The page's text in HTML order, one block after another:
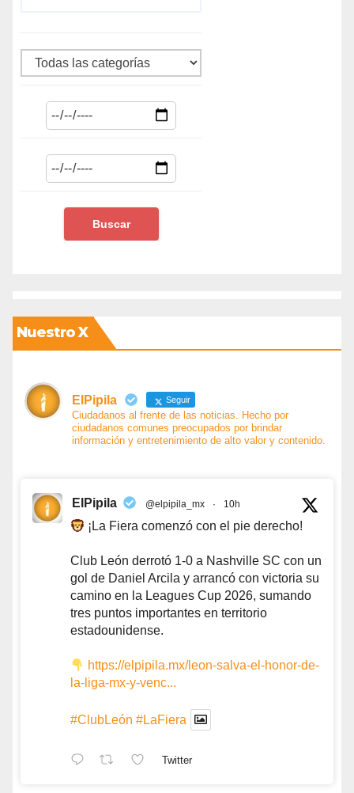
Nuestro X
ElPipila Seguir
Ciudadanos al frente de las noticias. Hecho por
ciudadanos comunes preocupados por brindar
información y entretenimiento de alto valor y contenido.
ElPipila @elpipila_mx · 10h
¡La Fiera comenzó con el pie derecho!
Club León derrotó 1-0 a Nashville SC con un
gol de Daniel Arcila y arrancó con victoria su
camino en la Leagues Cup 2026, sumando
tres puntos importantes en territorio
estadounidense.
https://elpipila.mx/leon-salva-el-honor-de-
la-liga-mx-y-venc...
#ClubLeón #LaFiera
Twitter